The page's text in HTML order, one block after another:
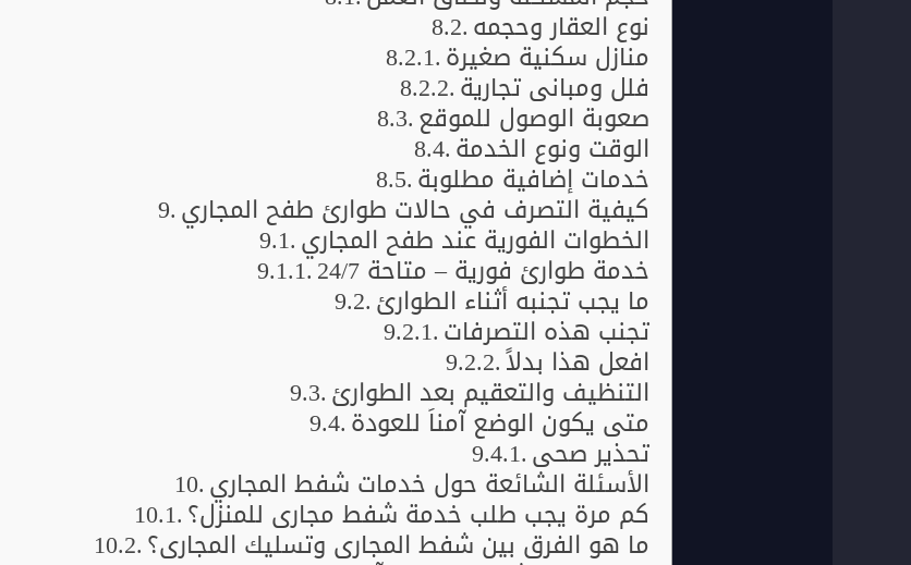
نوع العقار وحجمه
منازل سكنية صغيرة
فلل ومباني تجارية
صعوبة الوصول للموقع
الوقت ونوع الخدمة
خدمات إضافية مطلوبة
كيفية التصرف في حالات طوارئ طفح المجاري
الخطوات الفورية عند طفح المجاري
خدمة طوارئ فورية – متاحة 24/7
ما يجب تجنبه أثناء الطوارئ
تجنب هذه التصرفات
افعل هذا بدلاً
التنظيف والتعقيم بعد الطوارئ
متى يكون الوضع آمناً للعودة
تحذير صحي
الأسئلة الشائعة حول خدمات شفط المجاري
كم مرة يجب طلب خدمة شفط مجاري للمنزل؟
ما هو الفرق بين شفط المجاري وتسليك المجاري؟